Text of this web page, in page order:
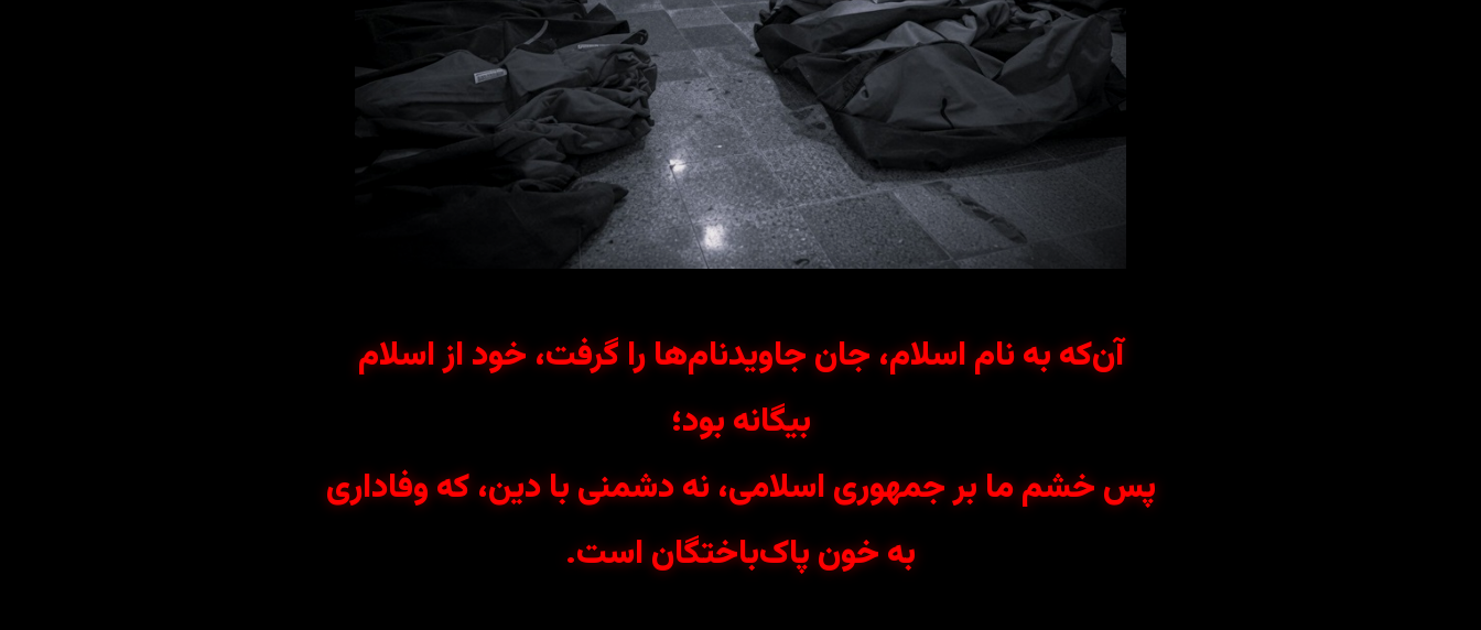
آن‌که به نام اسلام، جان جاویدنام‌ها را گرفت، خود از اسلام
بیگانه بود؛
پس خشم ما بر جمهوری اسلامی، نه دشمنی با دین، که وفاداری
به خون پاک‌باختگان است.